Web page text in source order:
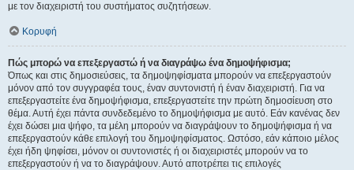
με τον διαχειριστή του συστήματος συζητήσεων.
Κορυφή
Πώς μπορώ να επεξεργαστώ ή να διαγράψω ένα δημοψήφισμα;
Όπως και στις δημοσιεύσεις, τα δημοψηφίσματα μπορούν να επεξεργαστούν
μόνον από τον συγγραφέα τους, έναν συντονιστή ή έναν διαχειριστή. Για να
επεξεργαστείτε ένα δημοψήφισμα, επεξεργαστείτε την πρώτη δημοσίευση στο
θέμα. Αυτή έχει πάντα συνδεδεμένο το δημοψήφισμα με αυτό. Εάν κανένας δεν
έχει δώσει μια ψήφο, τα μέλη μπορούν να διαγράψουν το δημοψήφισμα ή να
επεξεργαστούν κάθε επιλογή του δημοψηφίσματος. Ωστόσο, εάν κάποιο μέλος
έχει ήδη ψηφίσει, μόνον οι συντονιστές ή οι διαχειριστές μπορούν να το
επεξεργαστούν ή να το διαγράψουν. Αυτό αποτρέπει τις επιλογές